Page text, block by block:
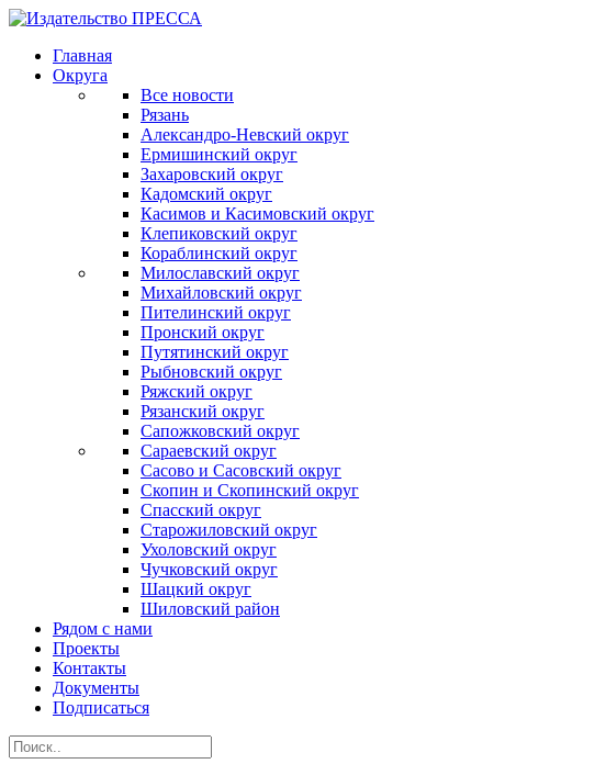
Главная
Округа
Все новости
Рязань
Александро-Невский округ
Ермишинский округ
Захаровский округ
Кадомский округ
Касимов и Касимовский округ
Клепиковский округ
Кораблинский округ
Милославский округ
Михайловский округ
Пителинский округ
Пронский округ
Путятинский округ
Рыбновский округ
Ряжский округ
Рязанский округ
Сапожковский округ
Сараевский округ
Сасово и Сасовский округ
Скопин и Скопинский округ
Спасский округ
Старожиловский округ
Ухоловский округ
Чучковский округ
Шацкий округ
Шиловский район
Рядом с нами
Проекты
Контакты
Документы
Подписаться